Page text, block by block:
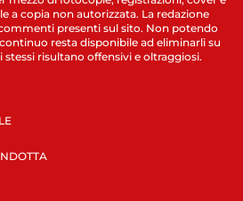
a copia non autorizzata. La redazione
presenti sul sito. Non potendo
resta disponibile ad eliminarli su
stessi risultano offensivi e oltraggiosi.